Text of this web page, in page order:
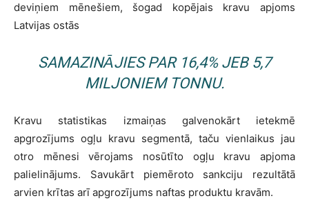
deviņiem mēnešiem, šogad kopējais kravu apjoms
Latvijas ostās
SAMAZINĀJIES PAR 16,4% JEB 5,7
MILJONIEM TONNU.
Kravu statistikas izmaiņas galvenokārt ietekmē
apgrozījums ogļu kravu segmentā, taču vienlaikus jau
otro mēnesi vērojams nosūtīto ogļu kravu apjoma
palielinājums. Savukārt piemēroto sankciju rezultātā
arvien krītas arī apgrozījums naftas produktu kravām.